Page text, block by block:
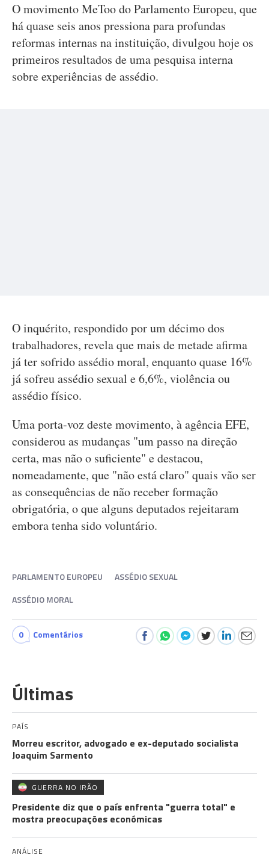
O movimento MeToo do Parlamento Europeu, que
há quase seis anos pressiona para profundas
reformas internas na instituição, divulgou hoje os
primeiros resultados de uma pesquisa interna
sobre experiências de assédio.
O inquérito, respondido por um décimo dos
trabalhadores, revela que mais de metade afirma
já ter sofrido assédio moral, enquanto quase 16%
já sofreu assédio sexual e 6,6%, violência ou
assédio físico.
Uma porta-voz deste movimento, à agência EFE,
considerou as mudanças "um passo na direção
certa, mas não o suficiente" e destacou,
nomeadamente, que "não está claro" quais vão ser
as consequências de não receber formação
obrigatória, o que alguns deputados rejeitaram
embora tenha sido voluntário.
PARLAMENTO EUROPEU
ASSÉDIO SEXUAL
ASSÉDIO MORAL
0 Comentários
Últimas
PAÍS
Morreu escritor, advogado e ex-deputado socialista
Joaquim Sarmento
GUERRA NO IRÃO
Presidente diz que o país enfrenta "guerra total" e
mostra preocupações económicas
ANÁLISE